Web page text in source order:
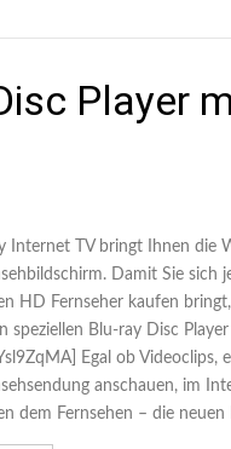
Player
Internet TV bringt Ihnen die
Damit Sie sich
HD Fernseher kaufen
speziellen Blu-ray Disc
Egal ob Videoclips,
anschauen, im
dem Fernsehen – die